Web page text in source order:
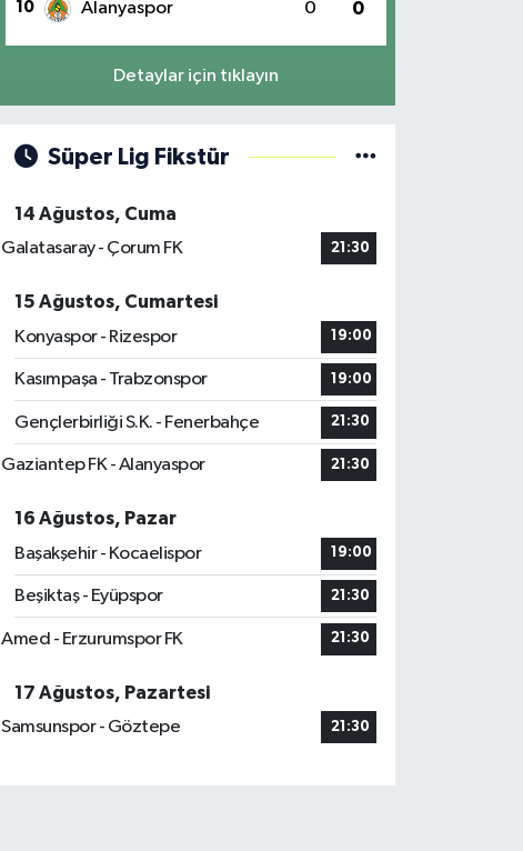
10 Alanyaspor 0 0
Detaylar için tıklayın
Süper Lig Fikstür
14 Ağustos, Cuma
Galatasaray - Çorum FK
21:30
15 Ağustos, Cumartesi
Konyaspor - Rizespor
19:00
Kasımpaşa - Trabzonspor 19:00
Gençlerbirliği S.K. - Fenerbahçe 21:30
Gaziantep FK - Alanyaspor 21:30
16 Ağustos, Pazar
Başakşehir - Kocaelispor
19:00
Beşiktaş - Eyüpspor 21:30
Amed - Erzurumspor FK 21:30
17 Ağustos, Pazartesi
Samsunspor - Göztepe
21:30